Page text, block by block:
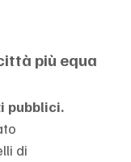
più equa
pubblici.
di